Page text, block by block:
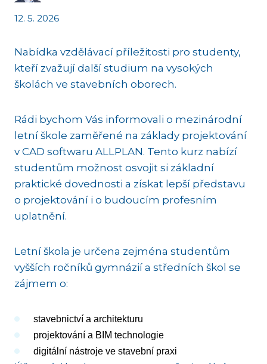
12. 5. 2026
Nabídka vzdělávací příležitosti pro studenty,
kteří zvažují další studium na vysokých
školách ve stavebních oborech.
Rádi bychom Vás informovali o mezinárodní
letní škole zaměřené na základy projektování
v CAD softwaru ALLPLAN. Tento kurz nabízí
studentům možnost osvojit si základní
praktické dovednosti a získat lepší představu
o projektování i o budoucím profesním
uplatnění.
Letní škola je určena zejména studentům
vyšších ročníků gymnázií a středních škol se
zájmem o:
stavebnictví a architekturu
projektování a BIM technologie
digitální nástroje ve stavební praxi